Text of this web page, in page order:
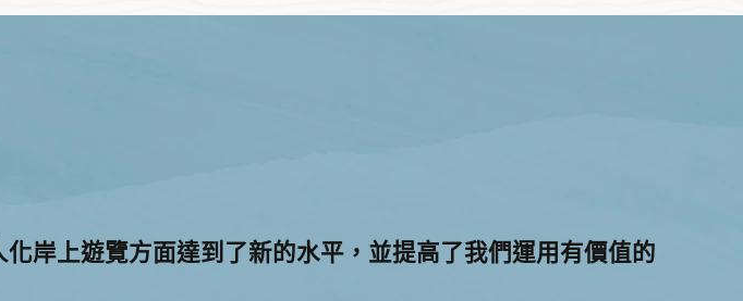
岸上遊覽方面達到了新的水平，並提高了我們運用有價值的